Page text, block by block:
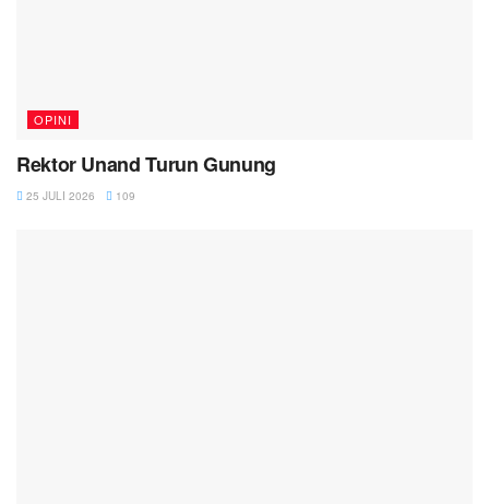
OPINI
Rektor Unand Turun Gunung
25 JULI 2026 109